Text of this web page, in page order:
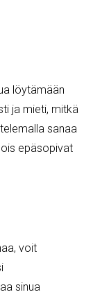
löytämään
ja mieti, mitkä
sanaa
epäsopivat
voit
sinua